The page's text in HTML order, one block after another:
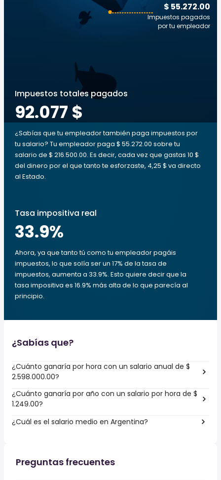
$ 55.272.00
Impuestos pagados
por tu empleador
Impuestos totales pagados
92.077 $
¿Sabías que tu empleador también paga impuestos por
tu salario? Tu empleador paga $ 55.272.00 sobre tu
salario de $ 216.500.00. Es decir, cada vez que gastas 10 $
del dinero por el que tanto te esforzaste, 4,25 $ va directo
al Estado.
Tasa impositiva real
33.9%
Ahora, ya que tanto tú como tu empleador pagáis
impuestos, lo que solía ser un 17% de la tasa de
impuestos, aumenta a 33.9%. Esto quiere decir que la
tasa impositiva es 16.9% más alta de lo que parecía al
principio.
¿Sabías que?
¿Cuánto ganaría por hora con un salario anual de $
2.598.000.00?
¿Cuánto ganaría por año con un salario por hora de $
1.249.00?
¿Cuál es el salario medio en Argentina?
Preguntas frecuentes